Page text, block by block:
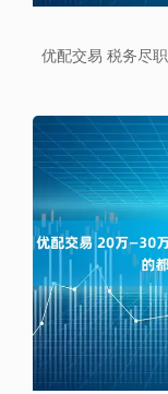
优配交易 税务尽